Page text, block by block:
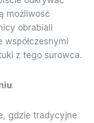
możliwość
obrabiali
współczesnymi
z tego surowca.
gdzie tradycyjne